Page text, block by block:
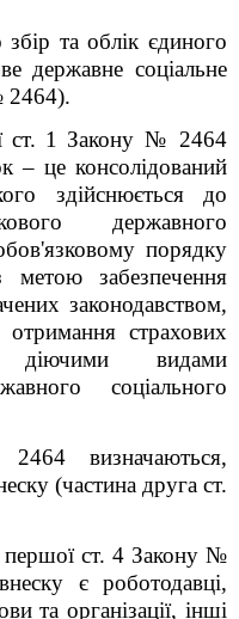
та облік єдиного
державне соціальне
2464).
ст. 1 Закону № 2464
– це консолідований
здійснюється до
державного
порядку
забезпечення
законодавством,
страхових
видами
соціального
визначаються,
(частина друга ст.
першої ст. 4 Закону №
є роботодавці,
та організації, інші